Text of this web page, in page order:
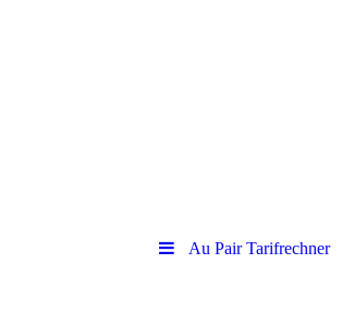
Au Pair Tarifrechner